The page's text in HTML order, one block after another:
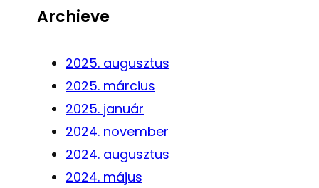
Archieve
2025. augusztus
2025. március
2025. január
2024. november
2024. augusztus
2024. május